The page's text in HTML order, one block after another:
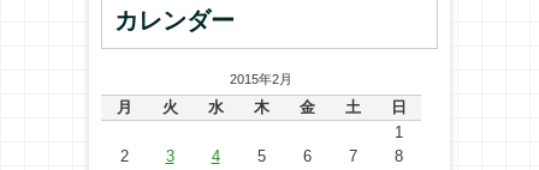
カレンダー
2015年2月
月 火 水 木 金 土 日
1
2
3 4 5 6 7
8